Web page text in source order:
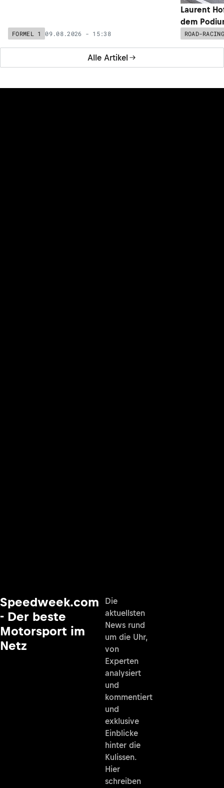
Alle Artikel
FORMEL 1 09.08.2026 - 15:38
Laurent
dem
ROAD-RACING
Speedweek.com
- Der beste
Motorsport im
Netz
Die
aktuellsten
News rund
um die Uhr,
von
Experten
analysiert
und
kommentiert
und
exklusive
Einblicke
hinter die
Kulissen.
Hier
schreiben